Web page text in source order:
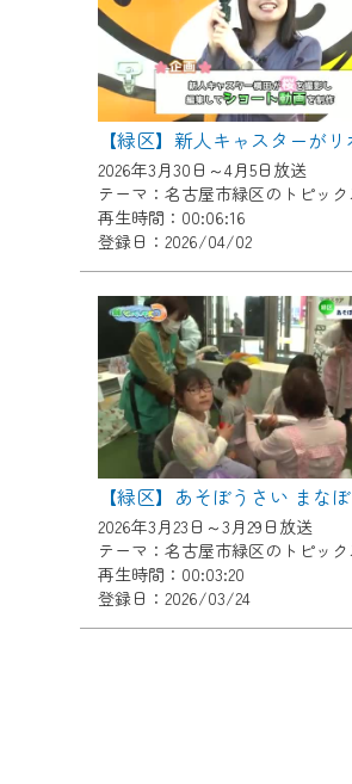
2026年3月30日～4月5日放送
テーマ：名古屋市緑区のトピック
再生時間：00:06:16
登録日：2026/04/02
【緑区】あそぼうさい まな
2026年3月23日～3月29日放送
テーマ：名古屋市緑区のトピック
再生時間：00:03:20
登録日：2026/03/24
日時 9/24
作業の間は、
ご不便をおか